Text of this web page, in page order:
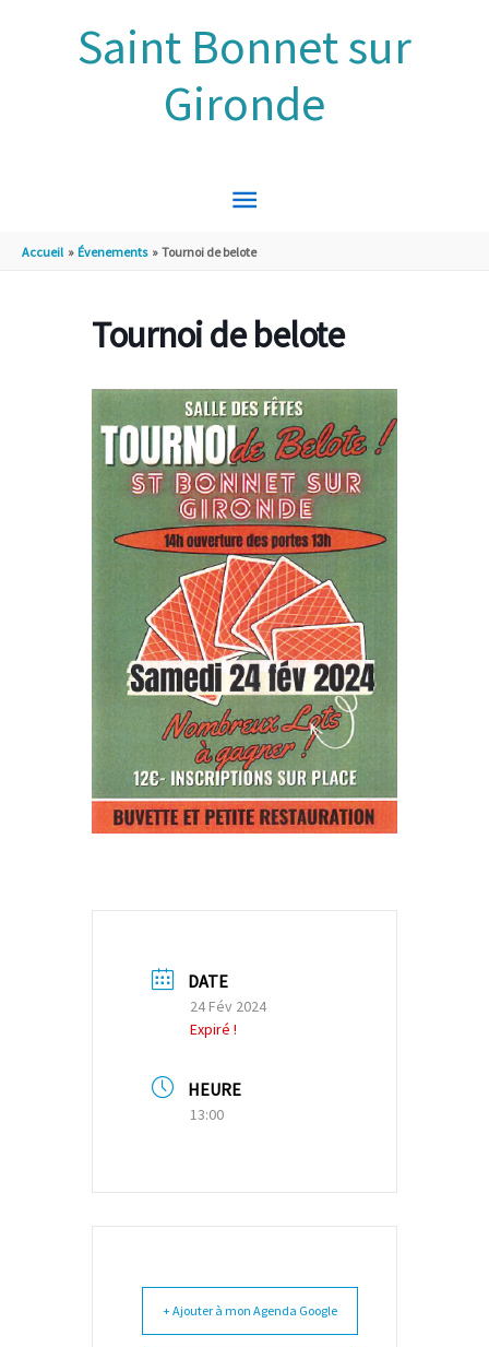
Saint Bonnet sur
Gironde
MENU
PRINCIPAL
Accueil Évenements Tournoi de belote
Tournoi de belote
DATE
24 Fév 2024
Expiré !
HEURE
13:00
+ Ajouter à mon Agenda Google